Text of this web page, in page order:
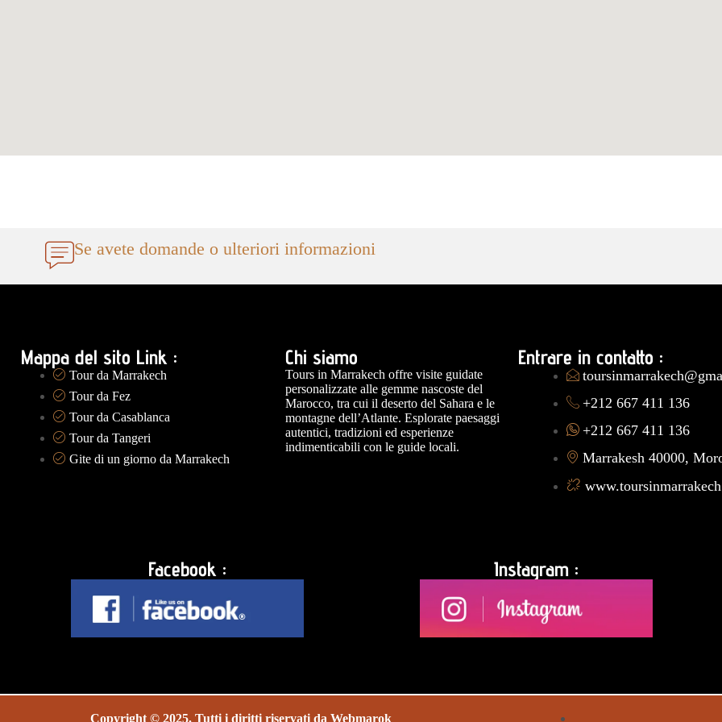
Se avete domande o ulteriori informazioni
Mappa del sito Link :
Tour da Marrakech
Tour da Fez
Tour da Casablanca
Tour da Tangeri
Gite di un giorno da Marrakech
Chi siamo
Tours in Marrakech offre visite guidate
personalizzate alle gemme nascoste del
Marocco, tra cui il deserto del Sahara e le
montagne dell’Atlante. Esplorate paesaggi
autentici, tradizioni ed esperienze
indimenticabili con le guide locali.
Entrare in contatto :
+212 667 411 136
+212 667 411 136
Marrakesh 40000,
Facebook : Instagram :
Copyright © 2025. Tutti i diritti riservati da Webmarok